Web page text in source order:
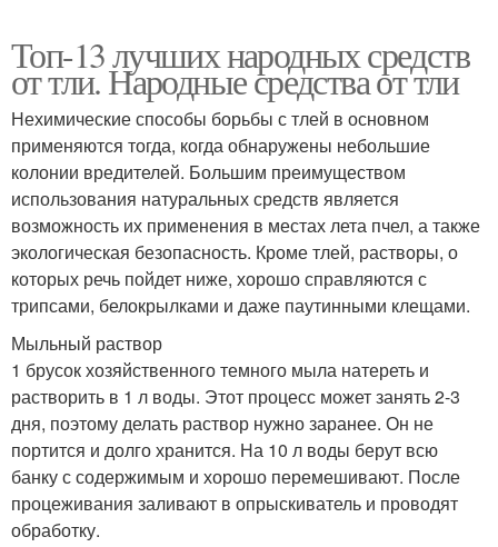
Топ-13 лучших народных средств
от тли. Народные средства от тли
Нехимические способы борьбы с тлей в основном
применяются тогда, когда обнаружены небольшие
колонии вредителей. Большим преимуществом
использования натуральных средств является
возможность их применения в местах лета пчел, а также
экологическая безопасность. Кроме тлей, растворы, о
которых речь пойдет ниже, хорошо справляются с
трипсами, белокрылками и даже паутинными клещами.
Мыльный раствор
1 брусок хозяйственного темного мыла натереть и
растворить в 1 л воды. Этот процесс может занять 2-3
дня, поэтому делать раствор нужно заранее. Он не
портится и долго хранится. На 10 л воды берут всю
банку с содержимым и хорошо перемешивают. После
процеживания заливают в опрыскиватель и проводят
обработку.